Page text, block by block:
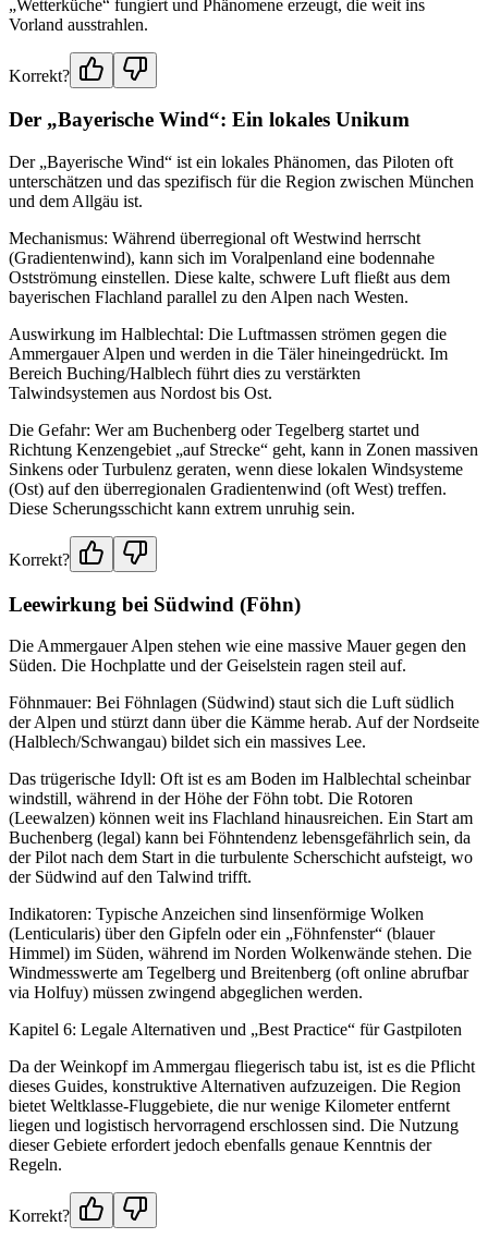
„Wetterküche“ fungiert und Phänomene erzeugt, die weit ins
Vorland ausstrahlen.
Korrekt?
Der „Bayerische Wind“: Ein lokales Unikum
Der „Bayerische Wind“ ist ein lokales Phänomen, das Piloten oft
unterschätzen und das spezifisch für die Region zwischen München
und dem Allgäu ist.
Mechanismus: Während überregional oft Westwind herrscht
(Gradientenwind), kann sich im Voralpenland eine bodennahe
Ostströmung einstellen. Diese kalte, schwere Luft fließt aus dem
bayerischen Flachland parallel zu den Alpen nach Westen.
Auswirkung im Halblechtal: Die Luftmassen strömen gegen die
Ammergauer Alpen und werden in die Täler hineingedrückt. Im
Bereich Buching/Halblech führt dies zu verstärkten
Talwindsystemen aus Nordost bis Ost.
Die Gefahr: Wer am Buchenberg oder Tegelberg startet und
Richtung Kenzengebiet „auf Strecke“ geht, kann in Zonen massiven
Sinkens oder Turbulenz geraten, wenn diese lokalen Windsysteme
(Ost) auf den überregionalen Gradientenwind (oft West) treffen.
Diese Scherungsschicht kann extrem unruhig sein.
Korrekt?
Leewirkung bei Südwind (Föhn)
Die Ammergauer Alpen stehen wie eine massive Mauer gegen den
Süden. Die Hochplatte und der Geiselstein ragen steil auf.
Föhnmauer: Bei Föhnlagen (Südwind) staut sich die Luft südlich
der Alpen und stürzt dann über die Kämme herab. Auf der Nordseite
(Halblech/Schwangau) bildet sich ein massives Lee.
Das trügerische Idyll: Oft ist es am Boden im Halblechtal scheinbar
windstill, während in der Höhe der Föhn tobt. Die Rotoren
(Leewalzen) können weit ins Flachland hinausreichen. Ein Start am
Buchenberg (legal) kann bei Föhntendenz lebensgefährlich sein, da
der Pilot nach dem Start in die turbulente Scherschicht aufsteigt, wo
der Südwind auf den Talwind trifft.
Indikatoren: Typische Anzeichen sind linsenförmige Wolken
(Lenticularis) über den Gipfeln oder ein „Föhnfenster“ (blauer
Himmel) im Süden, während im Norden Wolkenwände stehen. Die
Windmesswerte am Tegelberg und Breitenberg (oft online abrufbar
via Holfuy) müssen zwingend abgeglichen werden.
Kapitel 6: Legale Alternativen und „Best Practice“ für Gastpiloten
Da der Weinkopf im Ammergau fliegerisch tabu ist, ist es die Pflicht
dieses Guides, konstruktive Alternativen aufzuzeigen. Die Region
bietet Weltklasse-Fluggebiete, die nur wenige Kilometer entfernt
liegen und logistisch hervorragend erschlossen sind. Die Nutzung
dieser Gebiete erfordert jedoch ebenfalls genaue Kenntnis der
Regeln.
Korrekt?